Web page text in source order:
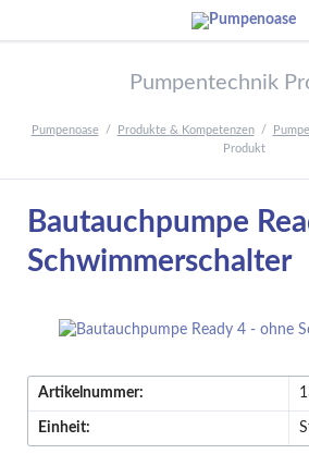
Pumpentechnik
Pumpenoase Produkte & Kompetenzen
Produkt
Bautauchpumpe
Schwimmerschalter
Artikelnummer:
Einheit: